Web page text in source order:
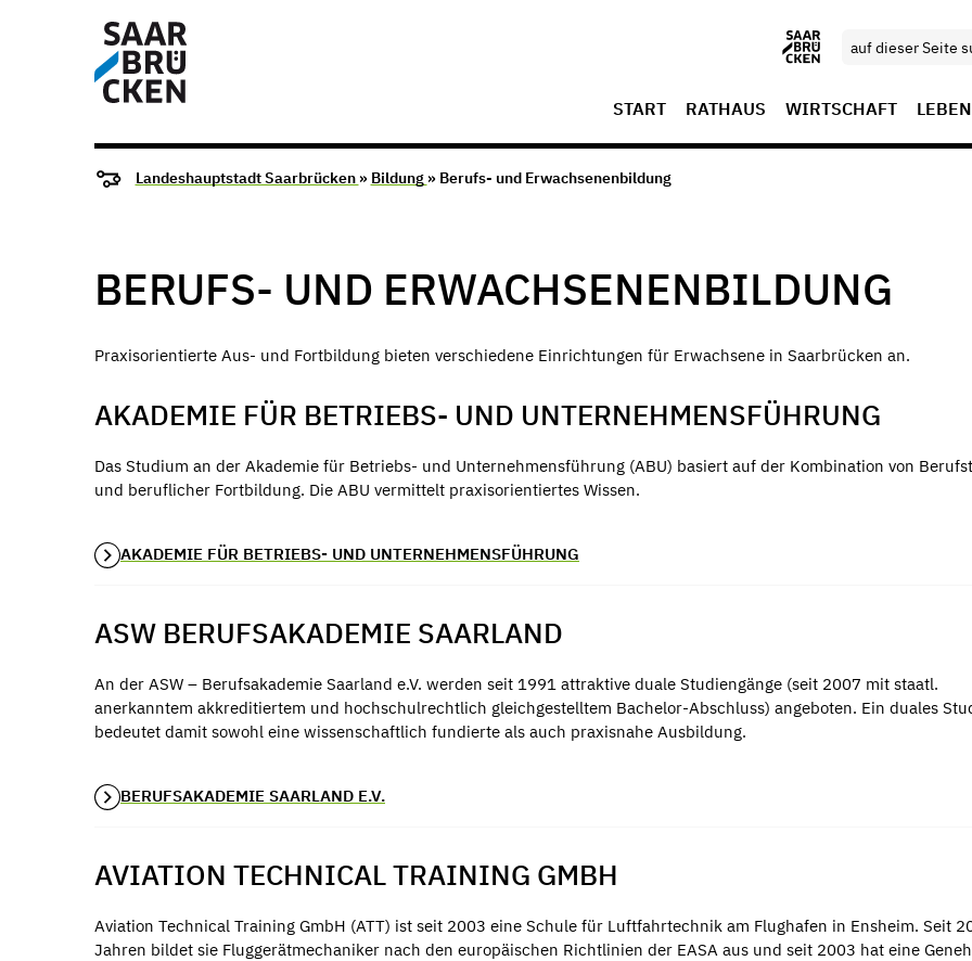
START RATHAUS WIRTSCHAFT LEBEN
Landeshauptstadt Saarbrücken » Bildung » Berufs- und Erwachsenenbildung
BERUFS- UND ERWACHSENENBILDUNG
Praxisorientierte Aus- und Fortbildung bieten verschiedene Einrichtungen für Erwachsene in Saarbrücken an.
AKADEMIE FÜR BETRIEBS- UND UNTERNEHMENSFÜHRUNG
Das Studium an der Akademie für Betriebs- und Unternehmensführung (ABU) basiert auf der Kombination von
und beruflicher Fortbildung. Die ABU vermittelt praxisorientiertes Wissen.
AKADEMIE FÜR BETRIEBS- UND UNTERNEHMENSFÜHRUNG
ASW BERUFSAKADEMIE SAARLAND
An der ASW – Berufsakademie Saarland e.V. werden seit 1991 attraktive duale Studiengänge (seit 2007 mit staatl.
anerkanntem akkreditiertem und hochschulrechtlich gleichgestelltem Bachelor-Abschluss) angeboten. Ein duales
bedeutet damit sowohl eine wissenschaftlich fundierte als auch praxisnahe Ausbildung.
BERUFSAKADEMIE SAARLAND E.V.
AVIATION TECHNICAL TRAINING GMBH
Aviation Technical Training GmbH (ATT) ist seit 2003 eine Schule für Luftfahrtechnik am Flughafen in Ensheim. Seit
Jahren bildet sie Fluggerätmechaniker nach den europäischen Richtlinien der EASA aus und seit 2003 hat eine